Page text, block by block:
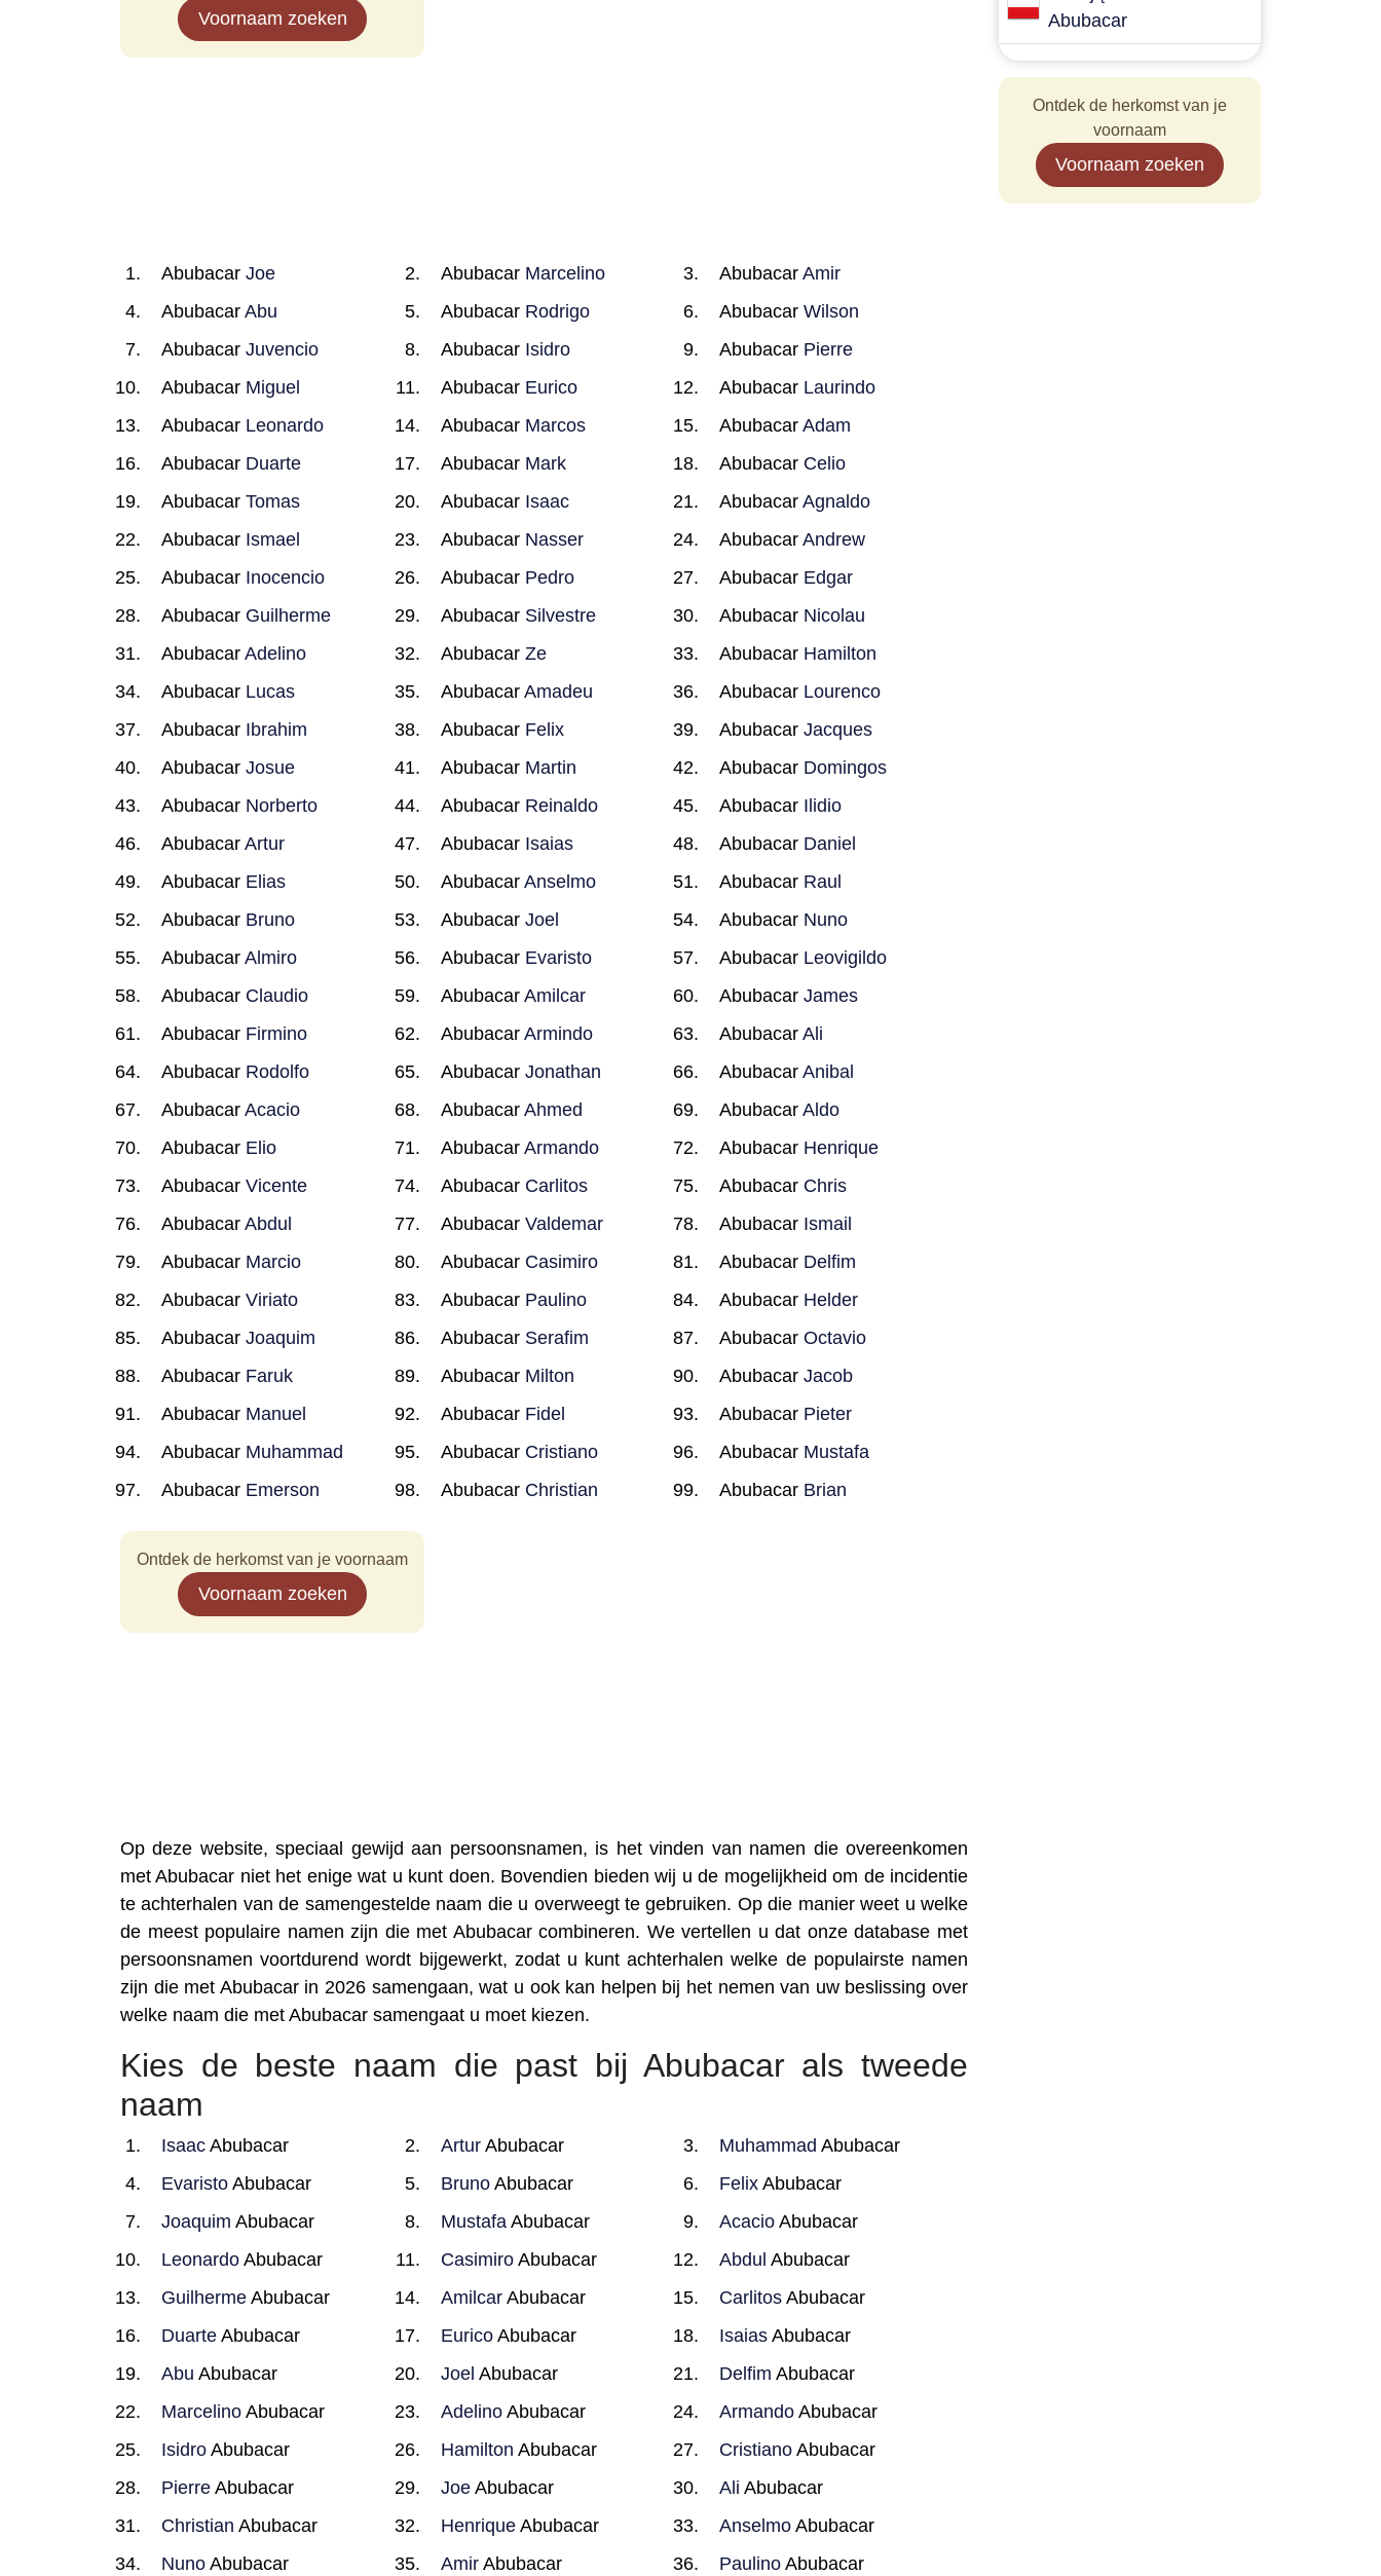
Voornaam zoeken
Abubacar Joe Abubacar Marcelino AbubacarAmir
Abubacar Abu Abubacar Rodrigo AbubacarWilson
Abubacar Juvencio Abubacar Isidro Abubacar Pierre
Abubacar Miguel Abubacar Eurico Abubacar Laurindo
Abubacar Leonardo Abubacar Marcos AbubacarAdam
Abubacar Duarte Abubacar Mark Abubacar Celio
Abubacar Tomas Abubacar Isaac AbubacarAgnaldo
Abubacar Ismael Abubacar Nasser AbubacarAndrew
Abubacar Inocencio Abubacar Pedro Abubacar Edgar
Abubacar Guilherme Abubacar Silvestre Abubacar Nicolau
Abubacar Adelino Abubacar Ze Abubacar Hamilton
Abubacar Lucas Abubacar Amadeu Abubacar Lourenco
Abubacar Ibrahim Abubacar Felix AbubacarJacques
Abubacar Josue Abubacar Martin Abubacar Domingos
Abubacar Norberto Abubacar Reinaldo Abubacar Ilidio
Abubacar Artur Abubacar Isaias Abubacar Daniel
Abubacar Elias Abubacar Anselmo Abubacar Raul
Abubacar Bruno Abubacar Joel Abubacar Nuno
Abubacar Almiro Abubacar Evaristo Abubacar Leovigildo
Abubacar Claudio Abubacar Amilcar AbubacarJames
Abubacar Firmino Abubacar Armindo AbubacarAli
Abubacar Rodolfo Abubacar Jonathan AbubacarAnibal
Abubacar Acacio Abubacar Ahmed AbubacarAldo
Abubacar Elio Abubacar Armando Abubacar Henrique
Abubacar Vicente Abubacar Carlitos Abubacar Chris
Abubacar Abdul Abubacar Valdemar Abubacar Ismail
Abubacar Marcio Abubacar Casimiro Abubacar Delfim
Abubacar Viriato Abubacar Paulino Abubacar Helder
Abubacar Joaquim Abubacar Serafim AbubacarOctavio
Abubacar Faruk Abubacar Milton AbubacarJacob
Abubacar Manuel Abubacar Fidel Abubacar Pieter
Abubacar Muhammad Abubacar Cristiano Abubacar Mustafa
Abubacar Emerson Abubacar Christian Abubacar Brian
Ontdek de herkomst van je voornaam
Voornaam zoeken
Op deze website, speciaal gewijd aan persoonsnamen, is het vinden van namen die overeenkomen
met Abubacar niet het enige wat u kunt doen. Bovendien bieden wij u de mogelijkheid om de incidentie
te achterhalen van de samengestelde naam die u overweegt te gebruiken. Op die manier weet u welke
de meest populaire namen zijn die met Abubacar combineren. We vertellen u dat onze database met
persoonsnamen voortdurend wordt bijgewerkt, zodat u kunt achterhalen welke de populairste namen
zijn die met Abubacar in 2026 samengaan, wat u ook kan helpen bij het nemen van uw beslissing over
welke naam die met Abubacar samengaat u moet kiezen.
Kies de beste naam die past bij Abubacar als tweede
naam
Isaac Abubacar ArturAbubacar Muhammad Abubacar
Evaristo Abubacar BrunoAbubacar Felix Abubacar
Joaquim Abubacar MustafaAbubacar Acacio Abubacar
Leonardo Abubacar CasimiroAbubacar Abdul Abubacar
Guilherme Abubacar AmilcarAbubacar Carlitos Abubacar
Duarte Abubacar EuricoAbubacar Isaias Abubacar
Abu Abubacar Joel Abubacar Delfim Abubacar
Marcelino Abubacar AdelinoAbubacar Armando Abubacar
Isidro Abubacar Hamilton Abubacar Cristiano Abubacar
Pierre Abubacar JoeAbubacar Ali Abubacar
Christian Abubacar HenriqueAbubacar Anselmo Abubacar
Nuno Abubacar AmirAbubacar Paulino Abubacar
Abubacar
Ontdek de herkomst van je
voornaam
Voornaam zoeken